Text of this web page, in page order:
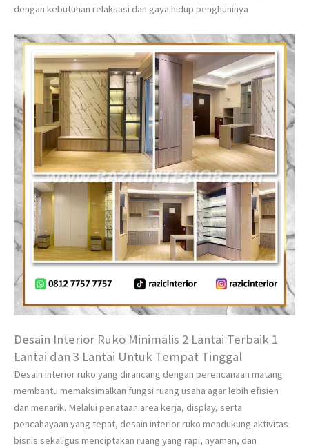
dengan kebutuhan relaksasi dan gaya hidup penghuninya
Desain Interior Ruko Minimalis 2 Lantai Terbaik 1
Lantai dan 3 Lantai Untuk Tempat Tinggal
Desain interior ruko yang dirancang dengan perencanaan matang
membantu memaksimalkan fungsi ruang usaha agar lebih efisien
dan menarik. Melalui penataan area kerja, display, serta
pencahayaan yang tepat, desain interior ruko mendukung aktivitas
bisnis sekaligus menciptakan ruang yang rapi, nyaman, dan